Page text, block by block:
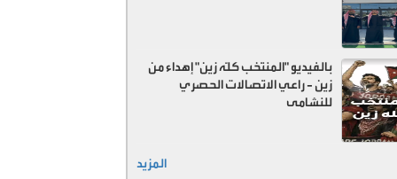
بالفيديو "المنتخب كلّه زين" إهداء من
زين - راعي الاتصالات الحصري
للنشامى
المزيد